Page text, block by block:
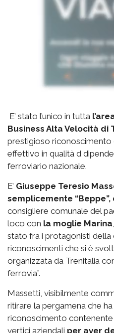
E’ stato l’unico in tutta
Business Alta Velocità di
prestigioso riconoscimento
effettivo in qualità d
ferroviario nazionale.
E’ Giuseppe Teresio
semplicemente “Beppe”,
consigliere comunale del
loco con la moglie Marina
stato fra i protagonisti della
riconoscimenti che si è
organizzata da Trenitalia
ferrovia”.
Massetti, visibilmente
ritirare la pergamena che
riconoscimento contenente
vertici aziendali per aver